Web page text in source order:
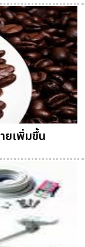
ยเพิ่มขึ้น